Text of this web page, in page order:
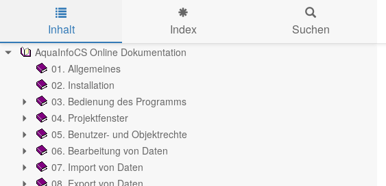
Skip to main content
Inhalt Index Suchen
AquaInfoCS Online Dokumentation
01. Allgemeines
02. Installation
03. Bedienung des Programms
04. Projektfenster
05. Benutzer- und Objektrechte
06. Bearbeitung von Daten
07. Import von Daten
08. Export von Daten